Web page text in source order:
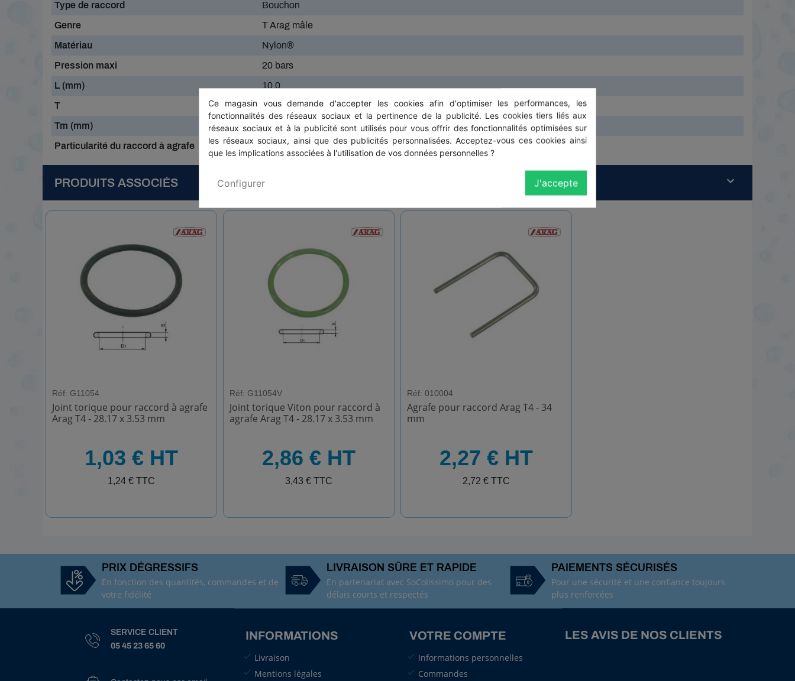
Type de raccord
Bouchon
Genre
T Arag mâle
Matériau
Nylon®
Pression maxi
20 bars
L (mm)
10.0
T
T4
Tm (mm)
35.6
Particularité du raccord à agrafe
nécessite 1 joint (vendu séparement)
PRODUITS ASSOCIÉS
Réf: G11054
Joint torique pour raccord à agrafe
Arag T4 - 28.17 x 3.53 mm
1,03 € HT
1,24 € TTC
Réf: G11054V
Joint torique Viton pour raccord à
agrafe Arag T4 - 28.17 x 3.53 mm
2,86 € HT
3,43 € TTC
Réf: 010004
Agrafe pour raccord Arag T4 - 34
mm
2,27 € HT
2,72 € TTC
PRIX DÉGRESSIFS
En fonction des quantités, commandes et de
votre fidélité
LIVRAISON SÛRE ET RAPIDE
En partenariat avec SoColissimo pour des
délais courts et respectés
PAIEMENTS SÉCURISÉS
Pour une sécurité et une confiance toujours
plus renforcées
SERVICE CLIENT
05 45 23 65 60
INFORMATIONS
Livraison
Mentions légales
VOTRE COMPTE
Informations personnelles
Commandes
LES AVIS DE NOS CLIENTS
Ce magasin vous demande d'accepter les cookies afin d'optimiser les performances, les
fonctionnalités des réseaux sociaux et la pertinence de la publicité. Les cookies tiers liés aux
réseaux sociaux et à la publicité sont utilisés pour vous offrir des fonctionnalités optimisées sur
les réseaux sociaux, ainsi que des publicités personnalisées. Acceptez-vous ces cookies ainsi
que les implications associées à l'utilisation de vos données personnelles ?
J'accepte
Configurer